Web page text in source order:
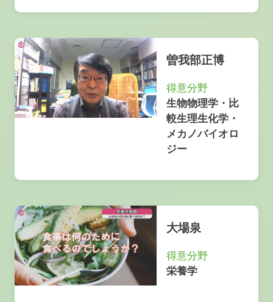
曽我部正博
得意分野
生物物理学・比
較生理生化学・
メカノバイオロ
ジー
大場泉
得意分野
栄養学